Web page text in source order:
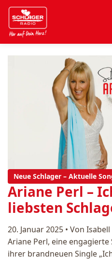
Neue Schlager – Aktuelle
Ariane Perl –
liebsten
20. Januar 2025 • Von
Ariane Perl, eine
ihrer brandneuen Single